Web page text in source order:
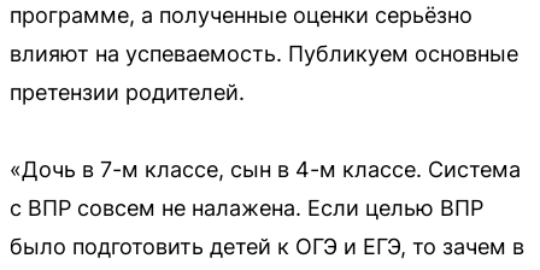
программе, а полученные оценки серьёзно
влияют на успеваемость. Публикуем основные
претензии родителей.
«Дочь в 7-м классе, сын в 4-м классе. Система
с ВПР совсем не налажена. Если целью ВПР
было подготовить детей к ОГЭ и ЕГЭ, то зачем в